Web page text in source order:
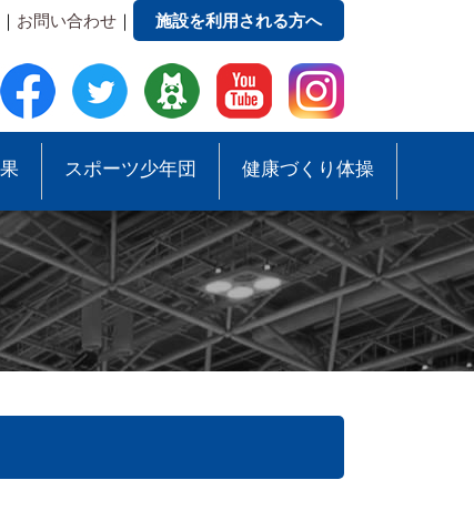
｜ お問い合わせ ｜ 施設を利用される方へ
●事務局への質問・お問合せ
スポーツ少年団
●スポーツ少年団助成事業
健康づくり体操